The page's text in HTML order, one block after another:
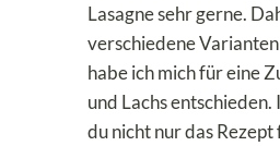
Lasagne sehr gerne.
verschiedene
habe ich mich für eine
und Lachs
du nicht nur das